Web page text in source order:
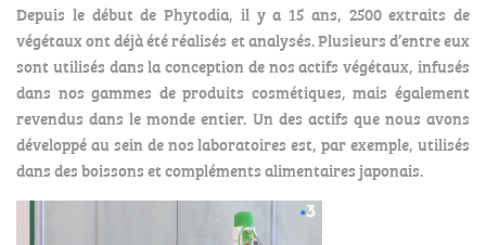
Depuis le début de Phytodia, il y a 15 ans, 2500 extraits de
végétaux ont déjà été réalisés et analysés. Plusieurs d’entre eux
sont utilisés dans la conception de nos actifs végétaux, infusés
dans nos gammes de produits cosmétiques, mais également
revendus dans le monde entier. Un des actifs que nous avons
développé au sein de nos laboratoires est, par exemple, utilisés
dans des boissons et compléments alimentaires japonais.